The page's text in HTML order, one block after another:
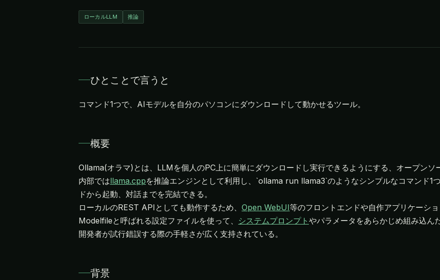
ローカルLLM 推論
ひとことで言うと
コマンド1つで、AIモデルを自分のパソコンにダウンロードして動かせるツール。
概要
Ollama(オラマ)とは、LLMを個人のPC上に簡単にダウンロードし実行できるようにする、オープンソ
内部ではllama.cppを推論エンジンとして利用し、`ollama run llama3`のようなシンプルなコマンド1つ
ドから起動、対話までを完結できる。
ローカルのREST APIとしても動作するため、 Open WebUI等のフロントエンドや自作アプリケーシ
Modelfileと呼ばれる設定ファイルを使って、 システムプロンプト やパラメータをあらかじめ組み込ん
開発者が試行錯誤する際の手軽さが広く支持されている。
背景